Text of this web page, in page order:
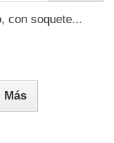
con soquete...
Más